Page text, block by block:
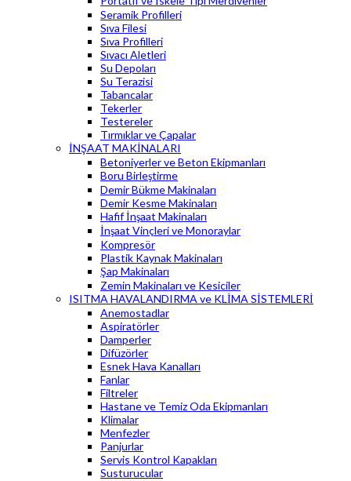
Seramik Profilleri
Sıva Filesi
Sıva Profilleri
Sıvacı Aletleri
Su Depoları
Su Terazisi
Tabancalar
Tekerler
Testereler
Tırmıklar ve Çapalar
İNŞAAT MAKİNALARI
Betoniyerler ve Beton Ekipmanları
Boru Birleştirme
Demir Bükme Makinaları
Demir Kesme Makinaları
Hafif İnşaat Makinaları
İnşaat Vinçleri ve Monoraylar
Kompresör
Plastik Kaynak Makinaları
Şap Makinaları
Zemin Makinaları ve Kesiciler
ISITMA HAVALANDIRMA ve KLİMA SİSTEMLERİ
Anemostadlar
Aspiratörler
Damperler
Difüzörler
Esnek Hava Kanalları
Fanlar
Filtreler
Hastane ve Temiz Oda Ekipmanları
Klimalar
Menfezler
Panjurlar
Servis Kontrol Kapakları
Susturucular